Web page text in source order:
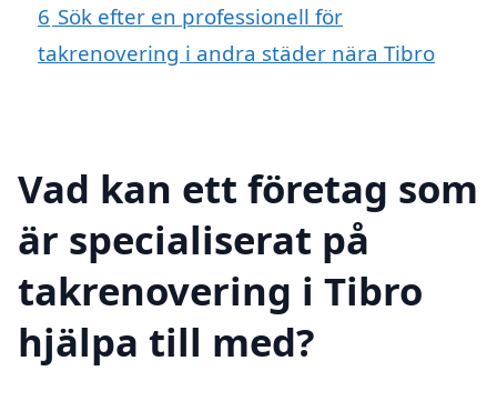
6 Sök efter en professionell för
takrenovering i andra städer nära Tibro
Vad kan ett företag som
är specialiserat på
takrenovering i Tibro
hjälpa till med?